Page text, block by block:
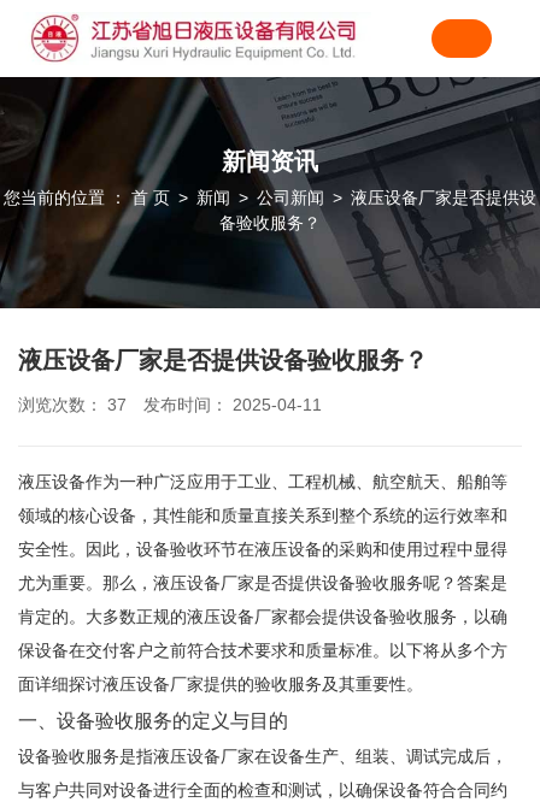
新闻资讯
您当前的位置 ： 首 页 > 新闻 > 公司新闻 > 液压设备厂家是否提供设
备验收服务？
液压设备厂家是否提供设备验收服务？
浏览次数： 37 发布时间： 2025-04-11
液压设备作为一种广泛应用于工业、工程机械、航空航天、船舶等
领域的核心设备，其性能和质量直接关系到整个系统的运行效率和
安全性。因此，设备验收环节在液压设备的采购和使用过程中显得
尤为重要。那么，液压设备厂家是否提供设备验收服务呢？答案是
肯定的。大多数正规的液压设备厂家都会提供设备验收服务，以确
保设备在交付客户之前符合技术要求和质量标准。以下将从多个方
面详细探讨液压设备厂家提供的验收服务及其重要性。
一、设备验收服务的定义与目的
设备验收服务是指液压设备厂家在设备生产、组装、调试完成后，
与客户共同对设备进行全面的检查和测试，以确保设备符合合同约